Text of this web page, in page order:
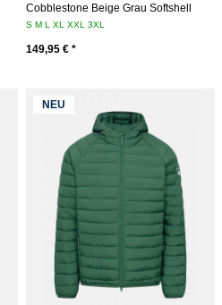
Cobblestone Beige Grau Softshell
S M L XL XXL 3XL
149,95 € *
NEU